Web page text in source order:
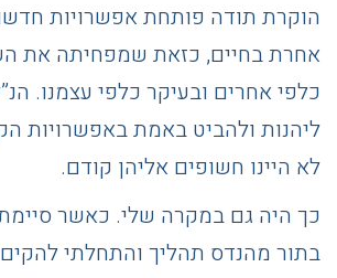
הוקרת תודה פותחת אפשרויות
אחרת בחיים, כזאת שמפחיתה את
כלפי אחרים ובעיקר כלפי עצמנו.
ליהנות ולהביט באמת באפשרויות
לא היינו חשופים אליהן קודם.
כך היה גם במקרה שלי. כאשר
בתור מהנדס תהליך והתחלתי